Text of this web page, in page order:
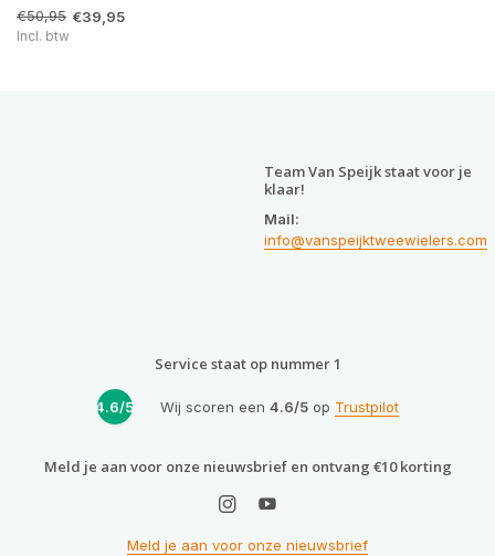
€50,95 €39,95
Incl. btw
Team Van Speijk staat voor je
klaar!
Mail:
info@vanspeijktweewielers.com
Service staat op nummer 1
4.6/5 Wij scoren een 4.6/5op Trustpilot
Meld je aan voor onze nieuwsbrief en ontvang €10 korting
Meld je aan voor onze nieuwsbrief